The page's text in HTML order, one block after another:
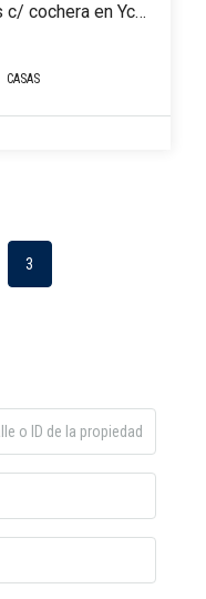
Casa en venta de 4 dormitorios c/ cochera en Ycuá Satí
CASAS
3